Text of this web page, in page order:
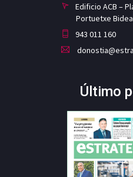
Edificio ACB –
Portuetxe
943 011 160
Último